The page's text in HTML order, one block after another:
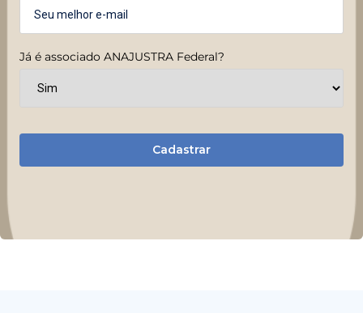
Já é associado ANAJUSTRA Federal?
Cadastrar